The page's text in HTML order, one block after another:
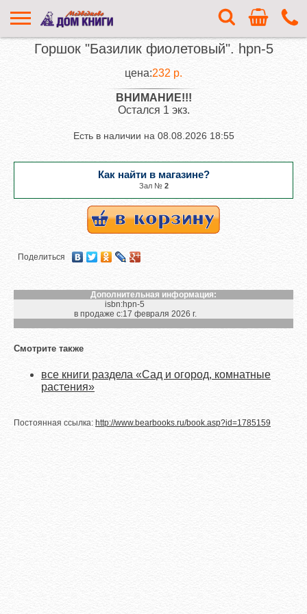
Горшок "Базилик фиолетовый". hpn-5
Поделиться
Дополнительная информация:
isbn:hpn-5
в продаже с:17 февраля 2026 г.
Смотрите также
все книги раздела «Сад и огород, комнатные
растения»
Постоянная ссылка: http://www.bearbooks.ru/book.asp?id=1785159
цена:232 р.
ВНИМАНИЕ!!!
Остался 1 экз.
Есть в наличии на 08.08.2026 18:55
Как найти в магазине?
Зал № 2